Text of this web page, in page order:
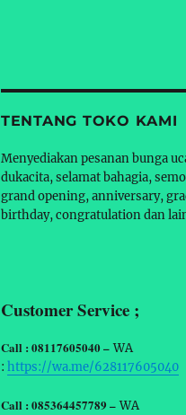
TENTANG TOKO KAMI
Menyediakan pesanan bunga
dukacita, selamat bahagia,
grand opening, anniversary,
birthday, congratulation dan
Customer Service ;
Call : 08117605040 –WA
: https://wa.me/628117605040
Call : 085364457789 –WA